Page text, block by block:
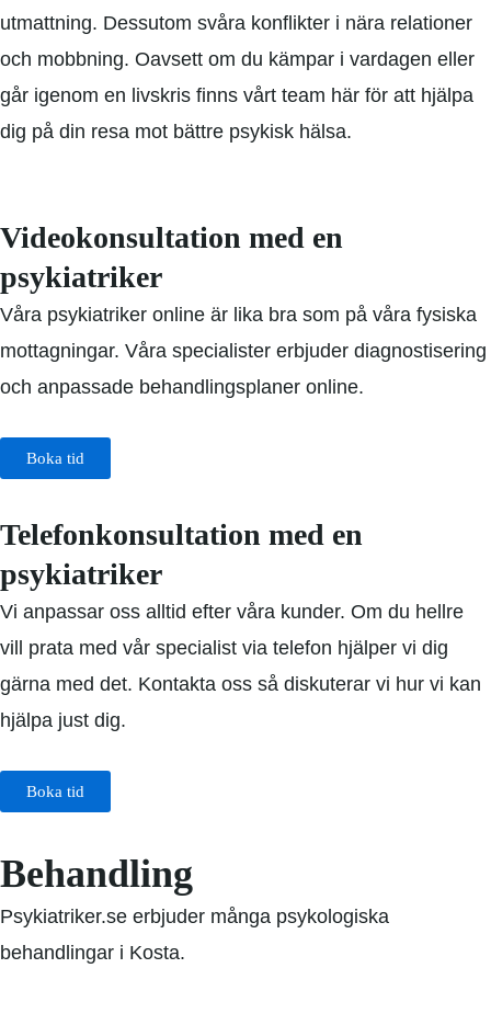
utmattning. Dessutom svåra konflikter i nära relationer
och mobbning. Oavsett om du kämpar i vardagen eller
går igenom en livskris finns vårt team här för att hjälpa
dig på din resa mot bättre psykisk hälsa.
Videokonsultation med en
psykiatriker
Våra psykiatriker online är lika bra som på våra fysiska
mottagningar. Våra specialister erbjuder diagnostisering
och anpassade behandlingsplaner online.
Boka tid
Telefonkonsultation med en
psykiatriker
Vi anpassar oss alltid efter våra kunder. Om du hellre
vill prata med vår specialist via telefon hjälper vi dig
gärna med det. Kontakta oss så diskuterar vi hur vi kan
hjälpa just dig.
Boka tid
Behandling
Psykiatriker.se erbjuder många psykologiska
behandlingar i Kosta.